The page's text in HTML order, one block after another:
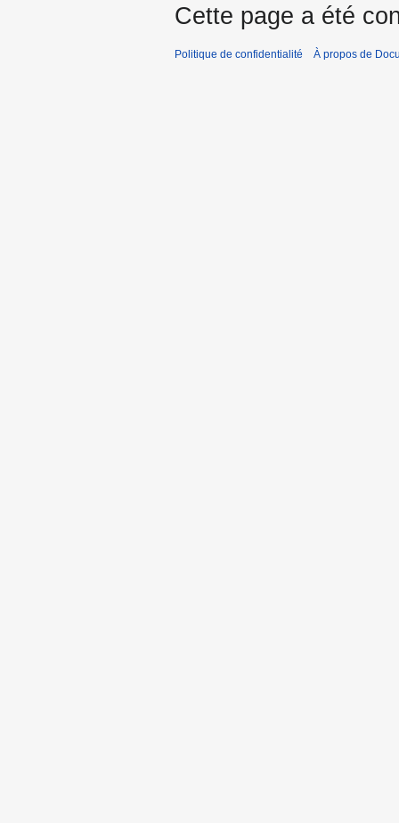
Cette page a été
Politique de confidentialité À propos de